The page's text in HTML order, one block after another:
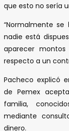
que esto no sería
“Normalmente
nadie está
aparecer
respecto a un
Pacheco explicó
de Pemex
familia,
mediante
dinero.